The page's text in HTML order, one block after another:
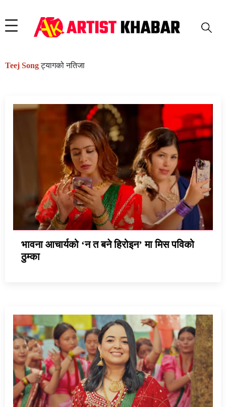
Teej Songट्यागको नतिजा
भावना आचार्यको ‘न त बने हिरोइन’ मा मिस पविको
ठुम्का